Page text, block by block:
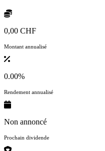
0,00 CHF
Montant annualisé
0.00%
Rendement annualisé
Non annoncé
Prochain dividende